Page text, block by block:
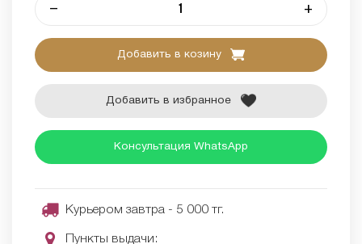
– +
Добавить в козину
Добавить в избранное
Консультация WhatsApp
Курьером завтра - 5 000 тг.
Пункты выдачи: